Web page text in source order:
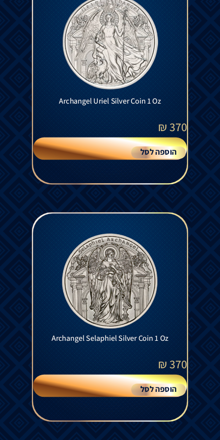
Archangel Uriel Silver Coin 1 Oz
370
₪
הוספה לסל
Archangel Selaphiel Silver Coin 1 Oz
370
₪
הוספה לסל